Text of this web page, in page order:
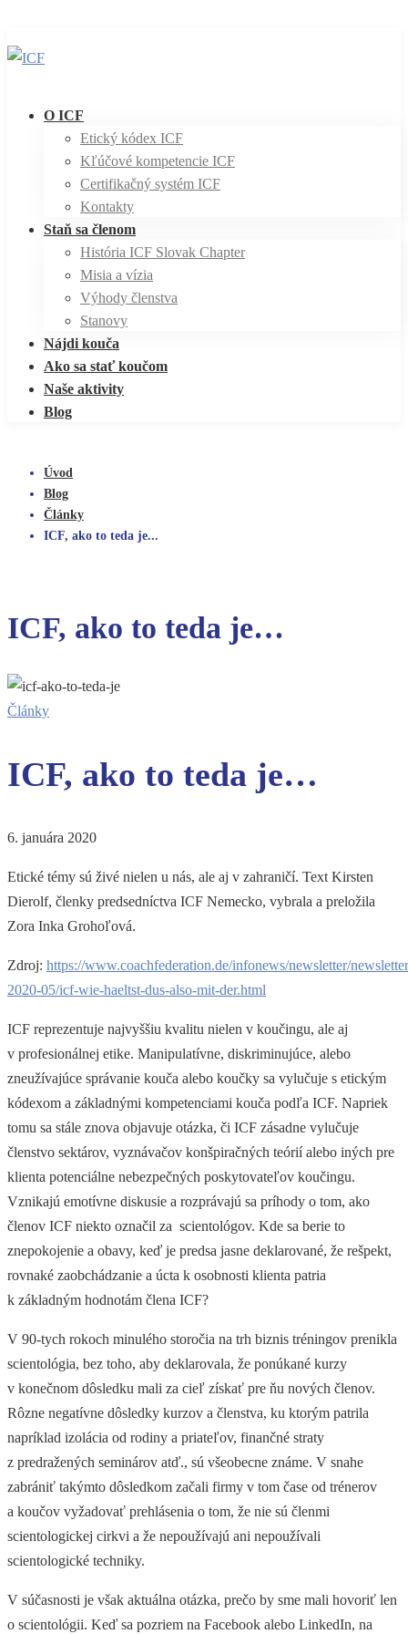
O ICF
Etický kódex ICF
Kľúčové kompetencie ICF
Certifikačný systém ICF
Kontakty
Staň sa členom
História ICF Slovak Chapter
Misia a vízia
Výhody členstva
Stanovy
Nájdi kouča
Ako sa stať koučom
Naše aktivity
Blog
Úvod
Blog
Články
ICF, ako to teda je...
ICF, ako to teda je…
Články
ICF, ako to teda je…
6. januára 2020
Etické témy sú živé nielen u nás, ale aj v zahraničí. Text Kirsten
Dierolf, členky predsedníctva ICF Nemecko, vybrala a preložila
Zora Inka Grohoľová.
Zdroj: https://www.coachfederation.de/infonews/newsletter/
2020-05/icf-wie-haeltst-dus-also-mit-der.html
ICF reprezentuje najvyššiu kvalitu nielen v koučingu, ale aj
v profesionálnej etike. Manipulatívne, diskriminujúce, alebo
zneužívajúce správanie kouča alebo koučky sa vylučuje s etickým
kódexom a základnými kompetenciami kouča podľa ICF. Napriek
tomu sa stále znova objavuje otázka, či ICF zásadne vylučuje
členstvo sektárov, vyznávačov konšpiračných teórií alebo iných pre
klienta potenciálne nebezpečných poskytovateľov koučingu.
Vznikajú emotívne diskusie a rozprávajú sa príhody o tom, ako
členov ICF niekto označil za scientológov. Kde sa berie to
znepokojenie a obavy, keď je predsa jasne deklarované, že rešpekt,
rovnaké zaobchádzanie a úcta k osobnosti klienta patria
k základným hodnotám člena ICF?
V 90-tych rokoch minulého storočia na trh biznis tréningov prenikla
scientológia, bez toho, aby deklarovala, že ponúkané kurzy
v konečnom dôsledku mali za cieľ získať pre ňu nových členov.
Rôzne negatívne dôsledky kurzov a členstva, ku ktorým patrila
napríklad izolácia od rodiny a priateľov, finančné straty
z predražených seminárov atď., sú všeobecne známe. V snahe
zabrániť takýmto dôsledkom začali firmy v tom čase od trénerov
a koučov vyžadovať prehlásenia o tom, že nie sú členmi
scientologickej cirkvi a že nepoužívajú ani nepoužívali
scientologické techniky.
V súčasnosti je však aktuálna otázka, prečo by sme mali hovoriť len
o scientológii. Keď sa pozriem na Facebook alebo LinkedIn, na